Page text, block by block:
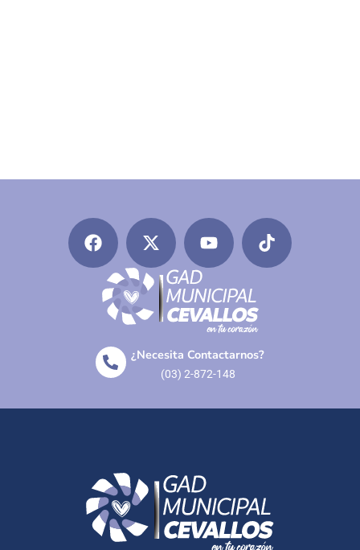
¿Necesita Contactarnos?
(03) 2-872-148